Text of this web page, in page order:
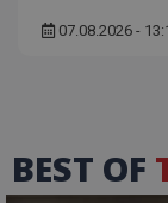
07.08.2026 -
BEST OF